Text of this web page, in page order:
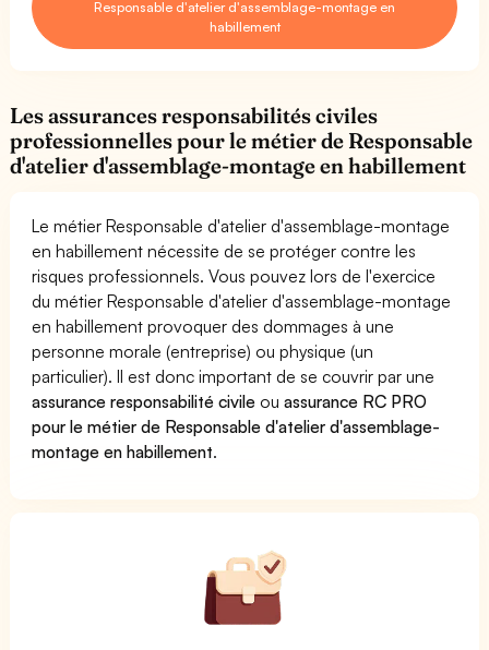
Responsable d'atelier d'assemblage-montage en
habillement
Les assurances responsabilités civiles
professionnelles pour le métier de Responsable
d'atelier d'assemblage-montage en habillement
Le métier Responsable d'atelier d'assemblage-montage
en habillement nécessite de se protéger contre les
risques professionnels. Vous pouvez lors de l'exercice
du métier Responsable d'atelier d'assemblage-montage
en habillement provoquer des dommages à une
personne morale (entreprise) ou physique (un
particulier). Il est donc important de se couvrir par une
assurance responsabilité civile ouassurance RC PRO
pour le métier de Responsable d'atelier d'assemblage-
montage en habillement.